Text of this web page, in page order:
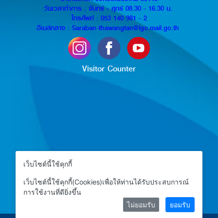
วันเวลาทำการ : จันทร์ - ศุกร์ 08.30 - 16.30 น.
โทรศัพท์ : 053 140 981 - 2
อีเมล์กลาง : Saraban-thawangtan@lgo.mail.go.th
Visitor Counter
เว็บไซต์นี้ใช้คุกกี้
เว็บไซต์นี้ใช้คุกกี้(Cookies)เพื่อให้ท่านได้รับประสบการณ์
การใช้งานที่ดียิ่งขึ้น
ไม่ยอมรับ
ยอมรับ